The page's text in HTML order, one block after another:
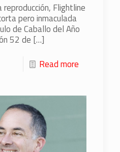
Flightline
pero inmaculada
de Caballo del Año
52 de […]
Read more